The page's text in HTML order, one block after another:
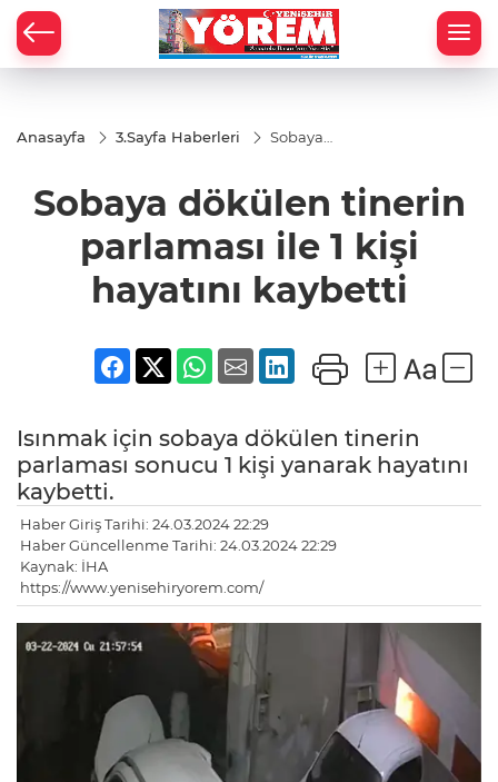
Anasayfa 3.Sayfa Haberleri
Sobaya
parlaması
ile 1 kişi
kaybetti
Sobaya dökülen tinerin
parlaması ile 1 kişi
hayatını kaybetti
Isınmak için sobaya dökülen tinerin
parlaması sonucu 1 kişi yanarak hayatını
kaybetti.
Haber Giriş Tarihi: 24.03.2024 22:29
Haber Güncellenme Tarihi: 24.03.2024 22:29
Kaynak: İHA
https://www.yenisehiryorem.com/